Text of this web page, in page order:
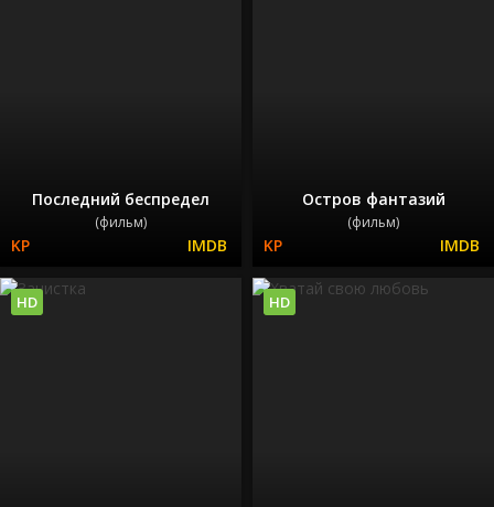
Последний беспредел
(фильм)
Остров фантазий
(фильм)
HD HD